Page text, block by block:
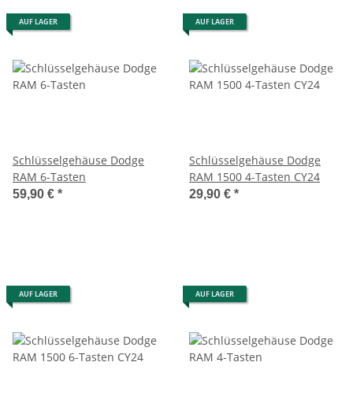
AUF LAGER
Schlüsselgehäuse Dodge
RAM 6-Tasten
59,90 € *
AUF LAGER
Schlüsselgehäuse Dodge
RAM 1500 4-Tasten CY24
29,90 € *
AUF LAGER AUF LAGER